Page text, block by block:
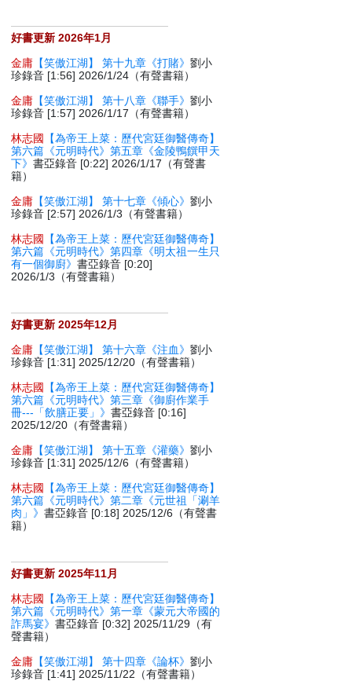
好書更新 2026年1月
金庸 【笑傲江湖】 第十九章《打賭》劉小
珍錄音 [1:56] 2026/1/24（有聲書籍）
金庸 【笑傲江湖】 第十八章《聯手》劉小
珍錄音 [1:57] 2026/1/17（有聲書籍）
林志國
【為帝王上菜：歷代宮廷御醫傳奇】
第六篇《元明時代》第五章《金陵鴨饌甲天
下》書亞錄音 [0:22] 2026/1/17（有聲書
籍）
金庸 【笑傲江湖】 第十七章《傾心》劉小
珍錄音 [2:57] 2026/1/3（有聲書籍）
林志國
【為帝王上菜：歷代宮廷御醫傳奇】
第六篇《元明時代》第四章《明太祖一生只
有一個御廚》書亞錄音 [0:20]
2026/1/3（有聲書籍）
好書更新 2025年12月
金庸 【笑傲江湖】 第十六章《注血》劉小
珍錄音 [1:31] 2025/12/20（有聲書籍）
林志國
【為帝王上菜：歷代宮廷御醫傳奇】
第六篇《元明時代》第三章《御廚作業手
冊---「飲膳正要」》書亞錄音 [0:16]
2025/12/20（有聲書籍）
金庸 【笑傲江湖】 第十五章《灌藥》劉小
珍錄音 [1:31] 2025/12/6（有聲書籍）
林志國
【為帝王上菜：歷代宮廷御醫傳奇】
第六篇《元明時代》第二章《元世祖「涮羊
肉」》書亞錄音 [0:18] 2025/12/6（有聲書
籍）
好書更新 2025年11月
林志國
【為帝王上菜：歷代宮廷御醫傳奇】
第六篇《元明時代》第一章《蒙元大帝國的
詐馬宴》書亞錄音 [0:32] 2025/11/29（有
聲書籍）
金庸 【笑傲江湖】 第十四章《論杯》劉小
珍錄音 [1:41] 2025/11/22（有聲書籍）